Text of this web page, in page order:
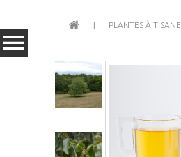
PLANTES À TISANE